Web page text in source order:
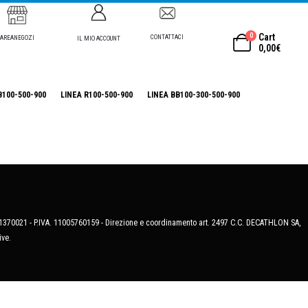
AREANEGOZI IL MIO ACCOUNT CONTATTACI 0
Cart
0,00€
500-900 LINEA R100-500-900 LINEA BB100-300-500-900
- P.IVA. 11005760159 - Direzione e coordinamento art. 2497 C.C. DECATHLON SA,